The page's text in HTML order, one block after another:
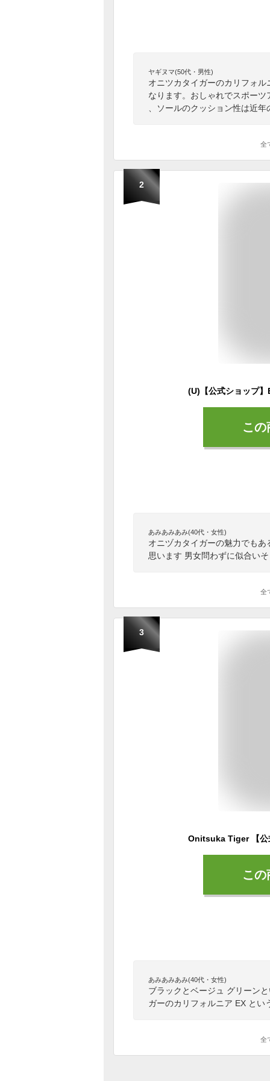
ヤギヌマ(50代・男性)
オニツカタイガーのカリフォ
なります。おしゃれでスポー
、ソールのクッション性は近
全
2
こ
あみあみあみ(40代・女性)
オニヅカタイガーの魅力でも
思います 男女問わずに似合い
全
3
こ
あみあみあみ(40代・女性)
ブラックとベージュ グリーン
ガーのカリフォルニア EX とい
全